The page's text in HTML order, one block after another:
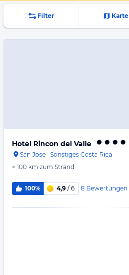
Filter Karte
Hotel Rincon del Valle
San Jose · Sonstiges Costa Rica
< 100 km zum Strand
100% 4,9 / 6 8 Bewertungen